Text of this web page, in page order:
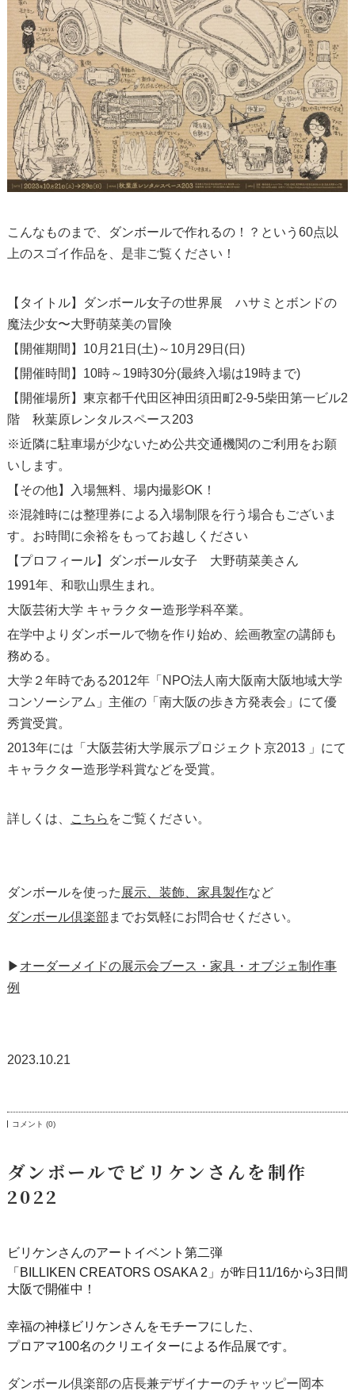
こんなものまで、ダンボールで作れるの！？という60点以
上のスゴイ作品を、是非ご覧ください！
【タイトル】ダンボール女子の世界展 ハサミとボンドの
魔法少女〜大野萌菜美の冒険
【開催期間】10月21日(土)～10月29日(日)
【開催時間】10時～19時30分(最終入場は19時まで)
【開催場所】東京都千代田区神田須田町2-9-5柴田第一ビル2
階 秋葉原レンタルスペース203
※近隣に駐車場が少ないため公共交通機関のご利用をお願
いします。
【その他】入場無料、場内撮影OK！
※混雑時には整理券による入場制限を行う場合もございま
す。お時間に余裕をもってお越しください
【プロフィール】ダンボール女子 大野萌菜美さん
1991年、和歌山県生まれ。
大阪芸術大学 キャラクター造形学科卒業。
在学中よりダンボールで物を作り始め、絵画教室の講師も
務める。
大学２年時である2012年「NPO法人南大阪南大阪地域大学
コンソーシアム」主催の「南大阪の歩き方発表会」にて優
秀賞受賞。
2013年には「大阪芸術大学展示プロジェクト京2013 」にて
キャラクター造形学科賞などを受賞。
詳しくは、 こちら をご覧ください。
ダンボールを使った 展示、装飾、家具製作など
ダンボール倶楽部 までお気軽にお問合せください。
▶︎ オーダーメイドの展示会ブース・家具・オブジェ制作事
例
2023.10.21
コメント (0)
ダンボールでビリケンさんを制作
2022
ビリケンさんのアートイベント第二弾
「BILLIKEN CREATORS OSAKA 2」が昨日11/16から3日間
大阪で開催中！
幸福の神様ビリケンさんをモチーフにした、
プロアマ100名のクリエイターによる作品展です。
ダンボール倶楽部の店長兼デザイナーのチャッピー岡本